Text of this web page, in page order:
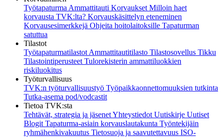
Työtapaturma Ammattitauti Korvaukset Milloin haet
korvausta TVK:lta? Korvauskäsittelyn eteneminen
Korvausesimerkkejä Ohjeita hoitolaitoksille Tapaturman
satuttua
Tilastot
Työtapaturmatilastot Ammattitautitilasto Tilastosovellus Tikku
Tilastointiperusteet Tulorekisterin ammattiluokkien
riskiluokitus
Työturvallisuus
TVK:n työturvallisuustyö Työpaikkaonnettomuuksien tutkinta
Tutka-asema pod/vodcastit
Tietoa TVK:sta
Tehtävät, strategia ja jäsenetYhteystiedot Uutiskirje Uutiset
Blogit Tapaturma-asiain korvauslautakunta Työntekijäin
ryhmähenkivakuutus Tietosuoja ja saavutettavuus ISO-